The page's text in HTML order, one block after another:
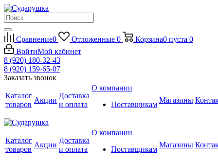
Сравнение0 Отложенные 0 Корзина0 пуста 0
ВойтиМой кабинет
8 (920) 180-32-43
8 (920) 159-65-07
Заказать звонок
Каталог
товаров
Акции
Доставка
и оплата
О компании
Поставщикам
Магазины
Каталог
товаров
Акции
Доставка
и оплата
О компании
Поставщикам
Магазины